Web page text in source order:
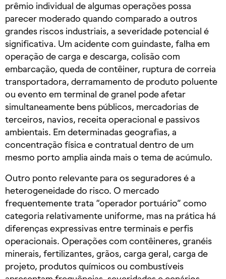
prêmio individual de algumas operações possa
parecer moderado quando comparado a outros
grandes riscos industriais, a severidade potencial é
significativa. Um acidente com guindaste, falha em
operação de carga e descarga, colisão com
embarcação, queda de contêiner, ruptura de correia
transportadora, derramamento de produto poluente
ou evento em terminal de granel pode afetar
simultaneamente bens públicos, mercadorias de
terceiros, navios, receita operacional e passivos
ambientais. Em determinadas geografias, a
concentração física e contratual dentro de um
mesmo porto amplia ainda mais o tema de acúmulo.
Outro ponto relevante para os seguradores é a
heterogeneidade do risco. O mercado
frequentemente trata “operador portuário” como
categoria relativamente uniforme, mas na prática há
diferenças expressivas entre terminais e perfis
operacionais. Operações com contêineres, granéis
minerais, fertilizantes, grãos, carga geral, carga de
projeto, produtos químicos ou combustíveis